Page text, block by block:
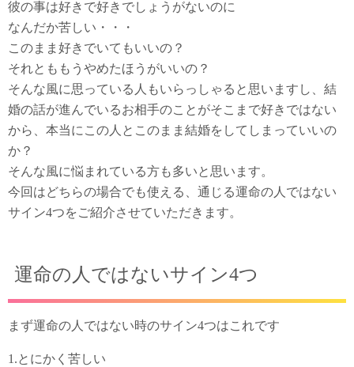
彼の事は好きで好きでしょうがないのに
なんだか苦しい・・・
このまま好きでいてもいいの？
それとももうやめたほうがいいの？
そんな風に思っている人もいらっしゃると思いますし、結
婚の話が進んでいるお相手のことがそこまで好きではない
から、本当にこの人とこのまま結婚をしてしまっていいの
か？
そんな風に悩まれている方も多いと思います。
今回はどちらの場合でも使える、通じる運命の人ではない
サイン4つをご紹介させていただきます。
運命の人ではないサイン4つ
まず運命の人ではない時のサイン4つはこれです
1.とにかく苦しい